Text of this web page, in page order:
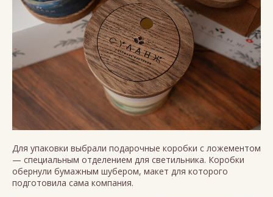
Для упаковки выбрали подарочные коробки с ложементом
— специальным отделением для светильника. Коробки
обернули бумажным шубером, макет для которого
подготовила сама компания.